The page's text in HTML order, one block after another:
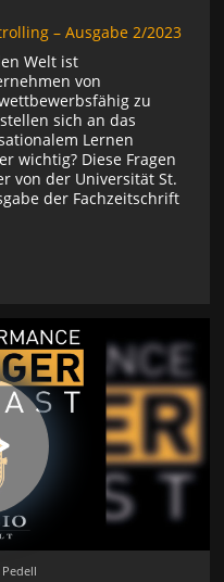
– Ausgabe 2/2023
Welt ist
von
zu
sich an das
Lernen
wichtig? Diese Fragen
von der Universität St.
der Fachzeitschrift